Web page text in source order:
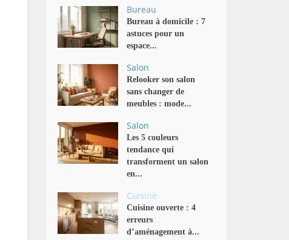
Bureau
Bureau à domicile : 7
astuces pour un
espace...
Salon
Relooker son salon
sans changer de
meubles : mode...
Salon
Les 5 couleurs
tendance qui
transforment un salon
en...
Cuisine
Cuisine ouverte : 4
erreurs
d’aménagement à...